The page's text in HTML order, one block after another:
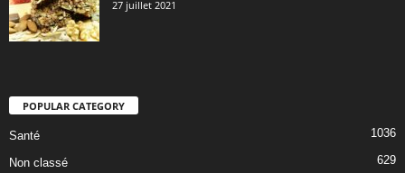
27 juillet 2021
POPULAR CATEGORY
Santé 1036
Non classé 629